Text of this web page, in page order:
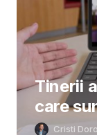
Tinerii
care
Cristi